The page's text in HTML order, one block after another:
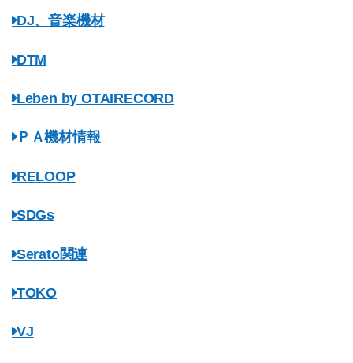
DJ、音楽機材
DTM
Leben by OTAIRECORD
ＰＡ機材情報
RELOOP
SDGs
Serato関連
TOKO
VJ